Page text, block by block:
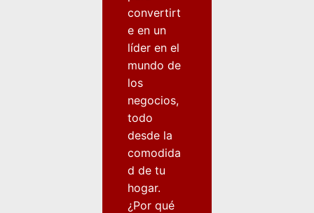
convertirt
e en un
líder en el
mundo de
los
negocios,
todo
desde la
comodida
d de tu
hogar.
¿Por qué